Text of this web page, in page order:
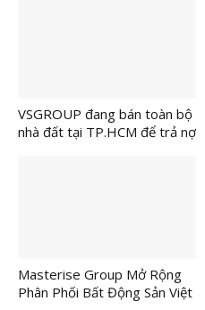
VSGROUP đang bán toàn bộ
nhà đất tại TP.HCM để trả nợ
Masterise Group Mở Rộng
Phân Phối Bất Động Sản Việt